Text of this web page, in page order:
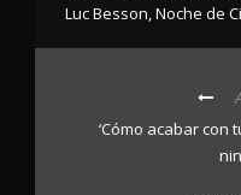
Luc Besson,Noche de
‘Cómo acabar con